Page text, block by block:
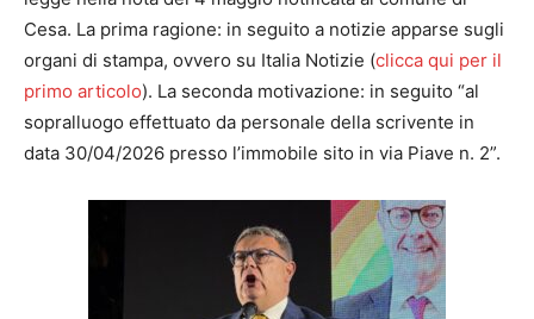
Cesa. La prima ragione: in seguito a notizie apparse sugli
organi di stampa, ovvero su Italia Notizie (clicca qui per il
primo articolo). La seconda motivazione: in seguito “al
sopralluogo effettuato da personale della scrivente in
data 30/04/2026 presso l’immobile sito in via Piave n. 2”.